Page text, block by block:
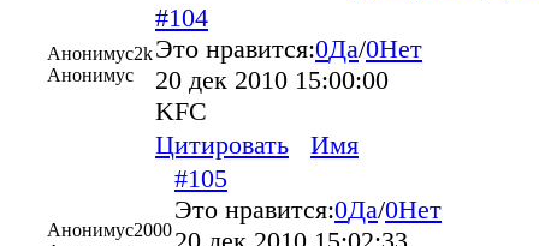
Анонимус2k
Анонимус
#104
Это нравится:0Да/0Нет
20 дек 2010 15:00:00
KFC
Цитировать
Имя
Анонимус2000
#105
Это нравится:0Да/0Нет